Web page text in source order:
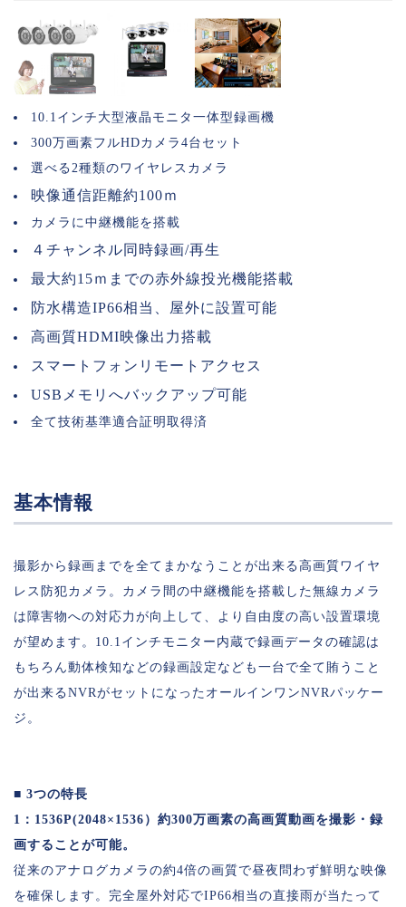
10.1インチ大型液晶モニタ一体型録画機
300万画素フルHDカメラ4台セット
選べる2種類のワイヤレスカメラ
映像通信距離約100ｍ
カメラに中継機能を搭載
４チャンネル同時録画/再生
最大約15ｍまでの赤外線投光機能搭載
防水構造IP66相当、屋外に設置可能
高画質HDMI映像出力搭載
スマートフォンリモートアクセス
USBメモリへバックアップ可能
全て技術基準適合証明取得済
基本情報
撮影から録画までを全てまかなうことが出来る高画質ワイヤ
レス防犯カメラ。カメラ間の中継機能を搭載した無線カメラ
は障害物への対応力が向上して、より自由度の高い設置環境
が望めます。10.1インチモニター内蔵で録画データの確認は
もちろん動体検知などの録画設定なども一台で全て賄うこと
が出来るNVRがセットになったオールインワンNVRパッケー
ジ。
■ 3つの特長
1：1536P(2048×1536）約300万画素の高画質動画を撮影・録
画することが可能。
従来のアナログカメラの約4倍の画質で昼夜問わず鮮明な映像
を確保します。完全屋外対応でIP66相当の直接雨が当たって